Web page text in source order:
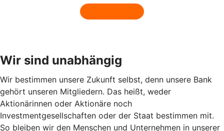
Wir sind unabhängig
Wir bestimmen unsere Zukunft selbst, denn unsere Bank
gehört unseren Mitgliedern. Das heißt, weder
Aktionärinnen oder Aktionäre noch
Investmentgesellschaften oder der Staat bestimmen mit.
So bleiben wir den Menschen und Unternehmen in unserer